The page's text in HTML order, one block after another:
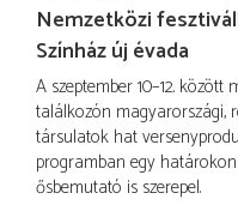
Nemzetközi
Színház új évada
A szeptember 10–12.
találkozón magyarországi,
társulatok hat
programban egy
ősbemutató is szerepel.